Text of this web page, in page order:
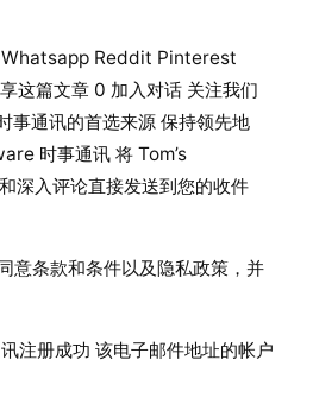
Reddit Pinterest
这篇文章 0 加入对话 关注我们
事通讯的首选来源 保持领先地
时事通讯 将 Tom’s
深入评论直接发送到您的收件
意条款和条件以及隐私政策，并
注册成功 该电子邮件地址的帐户